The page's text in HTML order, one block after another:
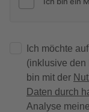
Ich möchte
(inklusive den
bin mit der
Daten durch
Analyse